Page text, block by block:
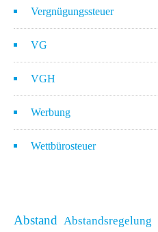
Vergnügungssteuer
VG
VGH
Werbung
Wettbürosteuer
Abstand Abstandsregelung